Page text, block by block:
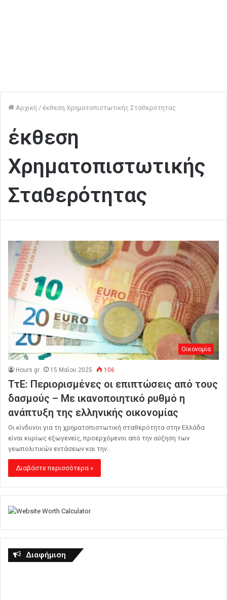
Αρχική / έκθεση Χρηματοπιστωτικής Σταθερότητας
έκθεση
Χρηματοπιστωτικής
Σταθερότητας
Οικονομία
Hours.gr 15 Μαΐου 2025 106
ΤτΕ: Περιορισμένες οι επιπτώσεις από τους
δασμούς – Με ικανοποιητικό ρυθμό η
ανάπτυξη της ελληνικής οικονομίας
Οι κίνδυνοι για τη χρηματοπιστωτική σταθερότητα στην Ελλάδα
είναι κυρίως εξωγενείς, προερχόμενοι από την αύξηση των
γεωπολιτικών εντάσεων και την…
Διαβάστε περισσότερα »
Διαφήμιση